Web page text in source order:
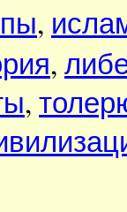
,
,
,